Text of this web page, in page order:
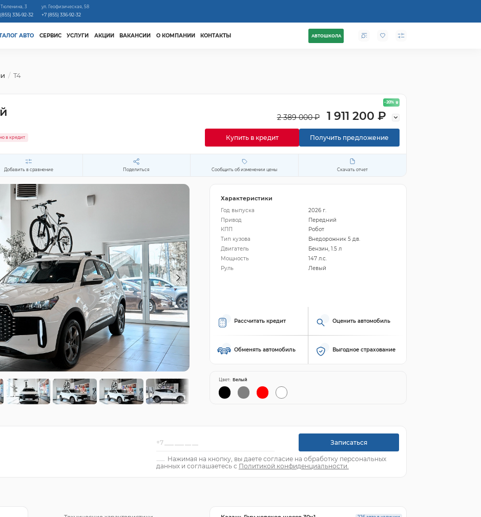
Тюленина, 3
336-92-32
ул. Геофизическая, 58
+7 (855) 336-92-32
АВТО СЕРВИС УСЛУГИ АКЦИИ ВАКАНСИИ О КОМПАНИИ КОНТАКТЫ АВТОШКОЛА
T4
- 20%
2 389 000 ₽ 1 911 200 ₽
в кредит Купить в кредит Получить предложение
Добавить в сравнение Поделиться Сообщить об изменении цены Скачать отчет
Характеристики
Год выпуска
2026 г.
Привод
Передний
КПП
Робот
Тип кузова
Внедорожник 5 дв.
Двигатель
Бензин, 1.5 л
Мощность
147 л.с.
Руль
Левый
Рассчитать кредит Оценить автомобиль
Обменять автомобиль Выгодное страхование
Цвет: Белый
Записаться
Нажимая на кнопку, вы даете согласие на обработку персональных
данных и соглашаетесь с Политикой конфиденциальности.